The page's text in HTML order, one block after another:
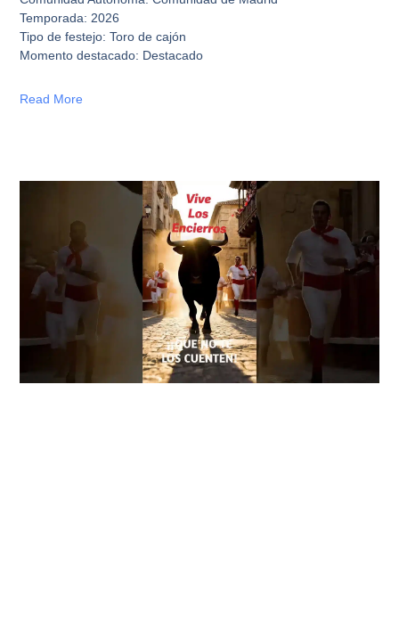
Temporada: 2026
Tipo de festejo: Toro de cajón
Momento destacado: Destacado
Read More